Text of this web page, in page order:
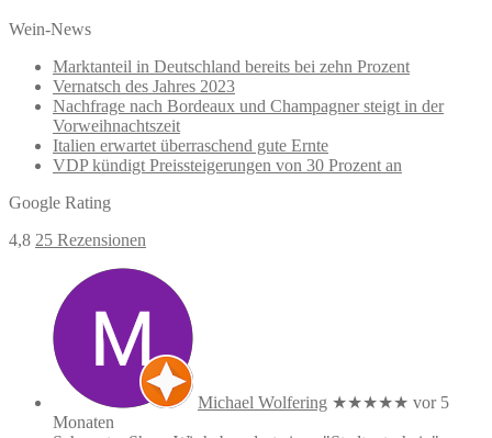
Wein-News
Marktanteil in Deutschland bereits bei zehn Prozent
Vernatsch des Jahres 2023
Nachfrage nach Bordeaux und Champagner steigt in der
Vorweihnachtszeit
Italien erwartet überraschend gute Ernte
VDP kündigt Preissteigerungen von 30 Prozent an
Google Rating
4,8 25 Rezensionen
Michael Wolfering ★★★★★ vor 5
Monaten